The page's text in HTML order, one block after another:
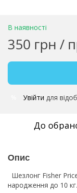
В наявності
350 грн /
Увійти для
До
Опис
Шезлонг Fisher
народження до 10 кг.